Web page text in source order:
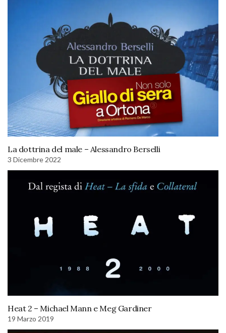
La dottrina del male – Alessandro Berselli
3 Dicembre 2022
Heat 2 – Michael Mann e Meg Gardiner
19 Marzo 2019